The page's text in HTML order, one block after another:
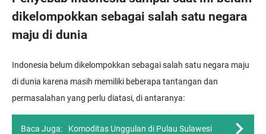
dikelompokkan sebagai salah satu negara
maju di dunia
Indonesia belum dikelompokkan sebagai salah satu negara maju
di dunia karena masih memiliki beberapa tantangan dan
permasalahan yang perlu diatasi, di antaranya:
Baca Juga: Komoditas Unggulan di Pulau Sulawesi